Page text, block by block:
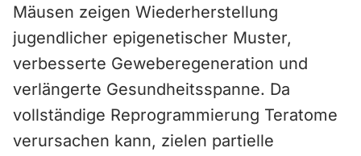
Mäusen zeigen Wiederherstellung
jugendlicher epigenetischer Muster,
verbesserte Geweberegeneration und
verlängerte Gesundheitsspanne. Da
vollständige Reprogrammierung Teratome
verursachen kann, zielen partielle